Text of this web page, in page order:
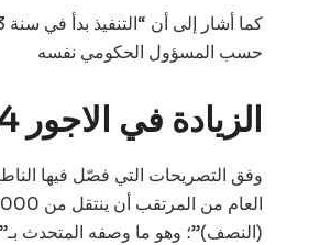
حسب المسؤول الحكومي نفسه
الزيادة في الاجور 2024 بالمغرب
وفق التصريحات التي فصّل فيها
(النصف)”؛ وهو ما وصفه المتحدث